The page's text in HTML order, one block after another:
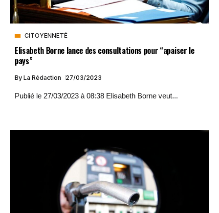
CITOYENNETÉ
Elisabeth Borne lance des consultations pour “apaiser le
pays”
By La Rédaction 27/03/2023
Publié le 27/03/2023 à 08:38 Elisabeth Borne veut...